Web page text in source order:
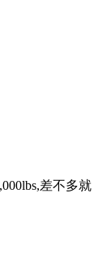
差不多就